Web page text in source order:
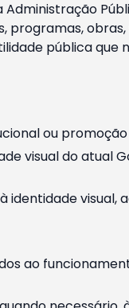
pública que
ou
visual do atual
identidade visual,
ao